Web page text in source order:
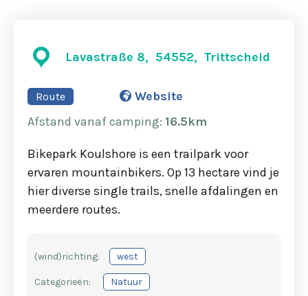
Lavastraße 8, 54552, Trittscheid
Route
Website
Afstand vanaf camping: 16.5km
Bikepark Koulshore is een trailpark voor
ervaren mountainbikers. Op 13 hectare vind je
hier diverse single trails, snelle afdalingen en
meerdere routes.
(wind)richting: west
Categorieën: Natuur